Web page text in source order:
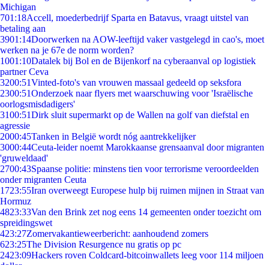
Michigan
701:18Accell, moederbedrijf Sparta en Batavus, vraagt uitstel van
betaling aan
3901:14Doorwerken na AOW-leeftijd vaker vastgelegd in cao's, moet
werken na je 67e de norm worden?
1001:10Datalek bij Bol en de Bijenkorf na cyberaanval op logistiek
partner Ceva
3200:51Vinted-foto's van vrouwen massaal gedeeld op seksfora
2300:51Onderzoek naar flyers met waarschuwing voor 'Israëlische
oorlogsmisdadigers'
3100:51Dirk sluit supermarkt op de Wallen na golf van diefstal en
agressie
2000:45Tanken in België wordt nóg aantrekkelijker
3000:44Ceuta-leider noemt Marokkaanse grensaanval door migranten
'gruweldaad'
2700:43Spaanse politie: minstens tien voor terrorisme veroordeelden
onder migranten Ceuta
1723:55Iran overweegt Europese hulp bij ruimen mijnen in Straat van
Hormuz
4823:33Van den Brink zet nog eens 14 gemeenten onder toezicht om
spreidingswet
423:27Zomervakantieweerbericht: aanhoudend zomers
623:25The Division Resurgence nu gratis op pc
2423:09Hackers roven Coldcard-bitcoinwallets leeg voor 114 miljoen